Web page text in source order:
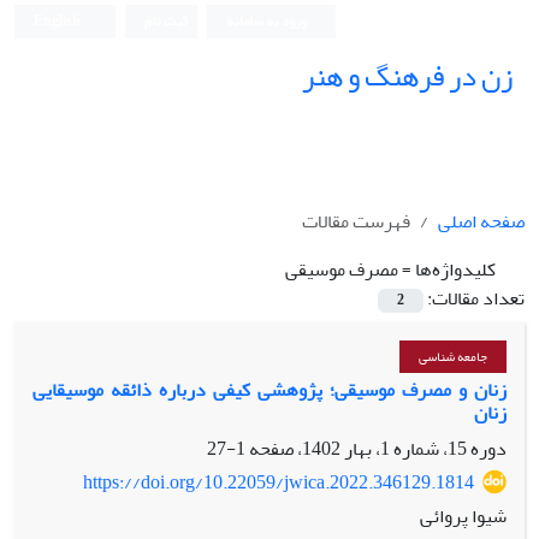
زن در فرهنگ و هنر
صفحه اصلی
فهرست مقالات
کلیدواژه‌ها =مصرف موسیقی
تعداد مقالات:
2
جامعه شناسی
زنان و مصرف موسیقی؛ پژوهشی کیفی درباره ذائقه موسیقایی
زنان
دوره 15، شماره 1، بهار 1402، صفحه
1-27
https://doi.org/10.22059/jwica.2022.346129.1814
شیوا پروائی